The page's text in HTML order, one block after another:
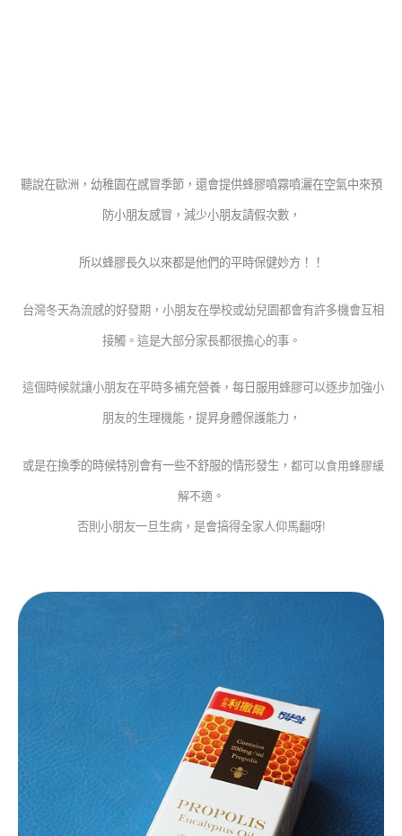
聽說在歐洲，幼稚園在感冒季節， 還會提供蜂膠噴霧噴灑在空氣中來預
防小朋友感冒，減少小朋友請假次數，
所以蜂膠長久以來都是他們的平時保健妙方！！
台灣冬天為流感的好發期，小朋友在學校或幼兒園都會有許多機會互相
接觸。 這是大部分家長都很擔心的事。
這個時候就讓小朋友在平時多補充營養， 每日服用 蜂膠可以逐步加強小
朋友的生理機能，提昇身體保護能力，
或是在換季的時候特別會有一些不舒服的情形發生 ， 都可以食用蜂膠緩
解不適 。
否則小朋友一旦生病， 是會搞得全家人仰馬翻呀!